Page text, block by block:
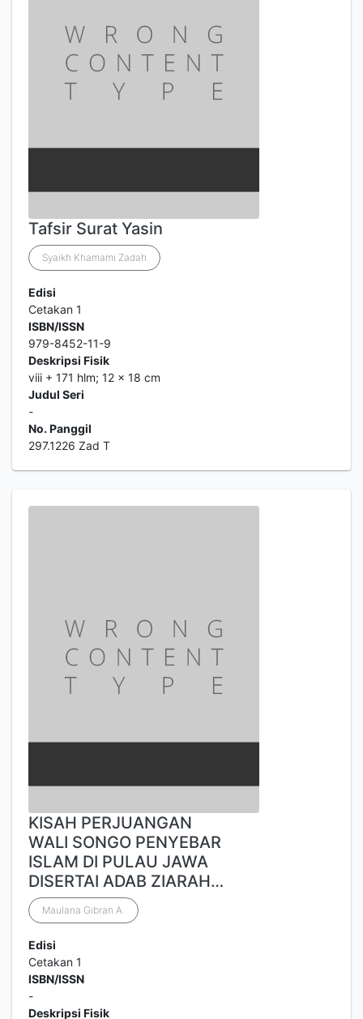
Tafsir Surat Yasin
Syaikh Khamami Zadah
Edisi
Cetakan 1
ISBN/ISSN
979-8452-11-9
Deskripsi Fisik
viii + 171 hlm; 12 x 18 cm
Judul Seri
-
No. Panggil
297.1226 Zad T
KISAH PERJUANGAN
WALI SONGO PENYEBAR
ISLAM DI PULAU JAWA
DISERTAI ADAB ZIARAH…
Maulana Gibran A.
Edisi
Cetakan 1
ISBN/ISSN
-
Deskripsi Fisik